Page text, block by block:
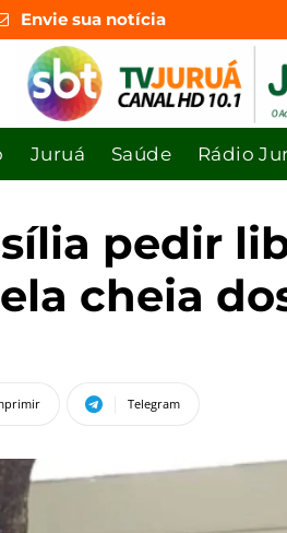
Envie sua notícia
Juruá Saúde Rádio
pedir
cheia
Telegram